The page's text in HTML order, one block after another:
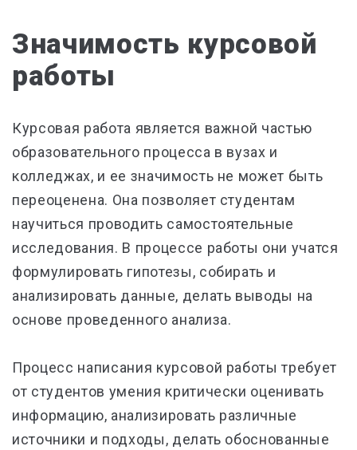
Значимость курсовой
работы
Курсовая работа является важной частью
образовательного процесса в вузах и
колледжах, и ее значимость не может быть
переоценена. Она позволяет студентам
научиться проводить самостоятельные
исследования. В процессе работы они учатся
формулировать гипотезы, собирать и
анализировать данные, делать выводы на
основе проведенного анализа.
Процесс написания курсовой работы требует
от студентов умения критически оценивать
информацию, анализировать различные
источники и подходы, делать обоснованные